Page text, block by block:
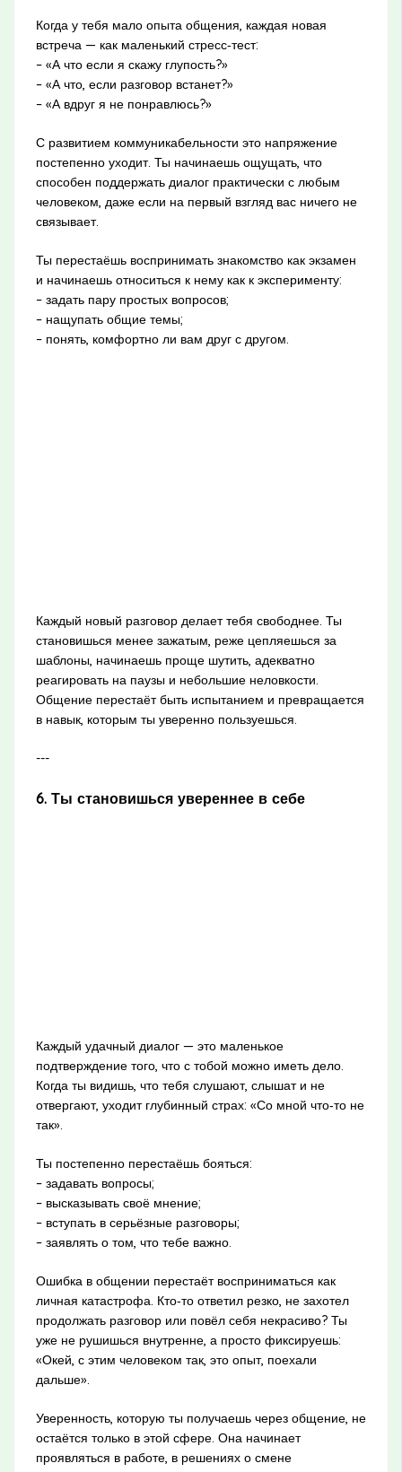
Когда у тебя мало опыта общения, каждая новая
встреча — как маленький стресс‑тест:
– «А что если я скажу глупость?»
– «А что, если разговор встанет?»
– «А вдруг я не понравлюсь?»
С развитием коммуникабельности это напряжение
постепенно уходит. Ты начинаешь ощущать, что
способен поддержать диалог практически с любым
человеком, даже если на первый взгляд вас ничего не
связывает.
Ты перестаёшь воспринимать знакомство как экзамен
и начинаешь относиться к нему как к эксперименту:
– задать пару простых вопросов;
– нащупать общие темы;
– понять, комфортно ли вам друг с другом.
Каждый новый разговор делает тебя свободнее. Ты
становишься менее зажатым, реже цепляешься за
шаблоны, начинаешь проще шутить, адекватно
реагировать на паузы и небольшие неловкости.
Общение перестаёт быть испытанием и превращается
в навык, которым ты уверенно пользуешься.
---
6. Ты становишься увереннее в себе
Каждый удачный диалог — это маленькое
подтверждение того, что с тобой можно иметь дело.
Когда ты видишь, что тебя слушают, слышат и не
отвергают, уходит глубинный страх: «Со мной что‑то не
так».
Ты постепенно перестаёшь бояться:
– задавать вопросы;
– высказывать своё мнение;
– вступать в серьёзные разговоры;
– заявлять о том, что тебе важно.
Ошибка в общении перестаёт восприниматься как
личная катастрофа. Кто‑то ответил резко, не захотел
продолжать разговор или повёл себя некрасиво? Ты
уже не рушишься внутренне, а просто фиксируешь:
«Окей, с этим человеком так, это опыт, поехали
дальше».
Уверенность, которую ты получаешь через общение, не
остаётся только в этой сфере. Она начинает
проявляться в работе, в решениях о смене